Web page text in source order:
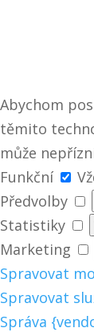
Abychom
těmito
může
Funkční
Předvolby
Statistiky
Marketing
Spravovat
Spravovat
Správa